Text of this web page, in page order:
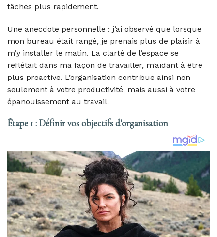
tâches plus rapidement.
Une anecdote personnelle : j’ai observé que lorsque
mon bureau était rangé, je prenais plus de plaisir à
m’y installer le matin. La clarté de l’espace se
reflétait dans ma façon de travailler, m’aidant à être
plus proactive. L’organisation contribue ainsi non
seulement à votre productivité, mais aussi à votre
épanouissement au travail.
Étape 1 : Définir vos objectifs d’organisation